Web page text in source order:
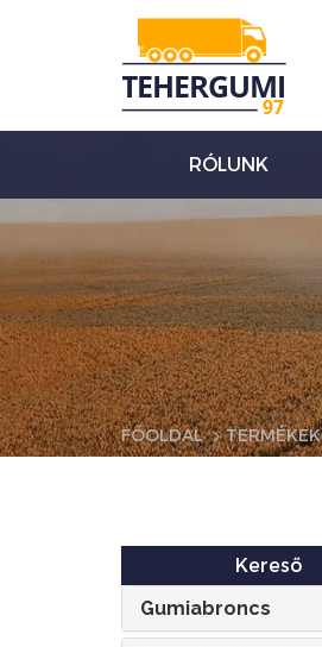
RÓLUNK
FŐOLDAL TERMÉKEK
Kereső
Gumiabroncs